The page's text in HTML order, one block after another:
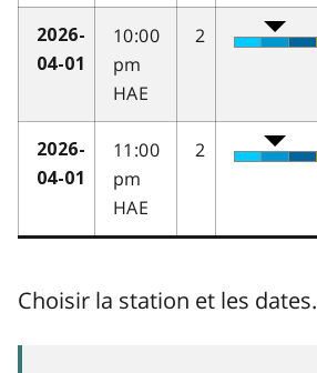
2026-
04-01
10:00
pm
HAE
2
2026-
04-01
11:00
pm
HAE
2
Choisir la station et les dates.